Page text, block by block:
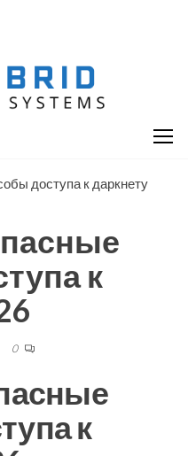
доступа к даркнету
к
0
к